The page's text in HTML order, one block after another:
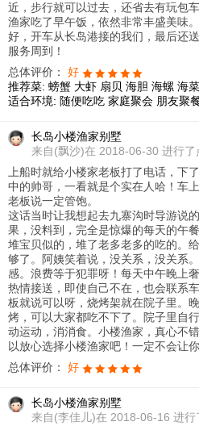
近，步行就可以过去，还省去有玩包
渔家吃了早午饭，依然非常丰盛美味
好，开车从长岛港接的我们，最后还
服务周到！
总体评价： 好
推荐菜: 螃蟹 大虾 扇贝 海胆 海螺 海
适合环境: 随便吃吃 家庭聚会 朋友聚
长岛小楼渔家别墅
来自(飘沙)在 2018-06-30 进行了
上船时就给小楼家老板打了电话，下
中的帅哥，一看就是个实在人哈！车
老板说一定管饱。
这话当时让我想起去九寨沟时导游说
果，没料到，完全是惊爆的每天的午
堆宝贝似的，堆了老多老多的吃的。
够了。阿姨笑着说，没关系，没关系
感。浪费等于犯罪呀！每天中午晚上
热情接送，即使自己不在，也会联系
板就说可以呀，烧烤架就在院子里。
烤，可以大家都吃不下了。院子里自
动运动，消消食。小楼渔家，真心不
以放心选择小楼渔家吧！一定不会让
总体评价： 好
长岛小楼渔家别墅
来自(李佳儿)在 2018-06-16 进行